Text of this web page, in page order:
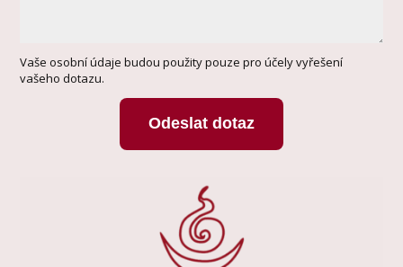
Vaše osobní údaje budou použity pouze pro účely vyřešení
vašeho dotazu.
Odeslat dotaz